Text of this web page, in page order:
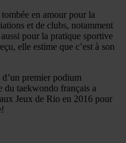
en amour pour la
et de clubs, notamment
pour la pratique sportive
elle estime que c’est à son
premier podium
du taekwondo français a
Jeux de Rio en 2016 pour